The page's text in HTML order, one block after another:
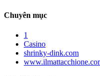
Chuyên mục
1
Casino
shrinky-dink.com